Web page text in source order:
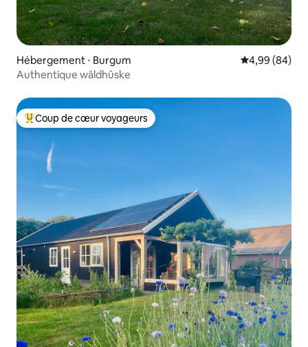
Hébergement ⋅ Burgum Évaluation
4,99 (84)
Authentique wâldhûske
Coups de cœur voyageurs les plus appréciés
Coup de cœur voyageurs